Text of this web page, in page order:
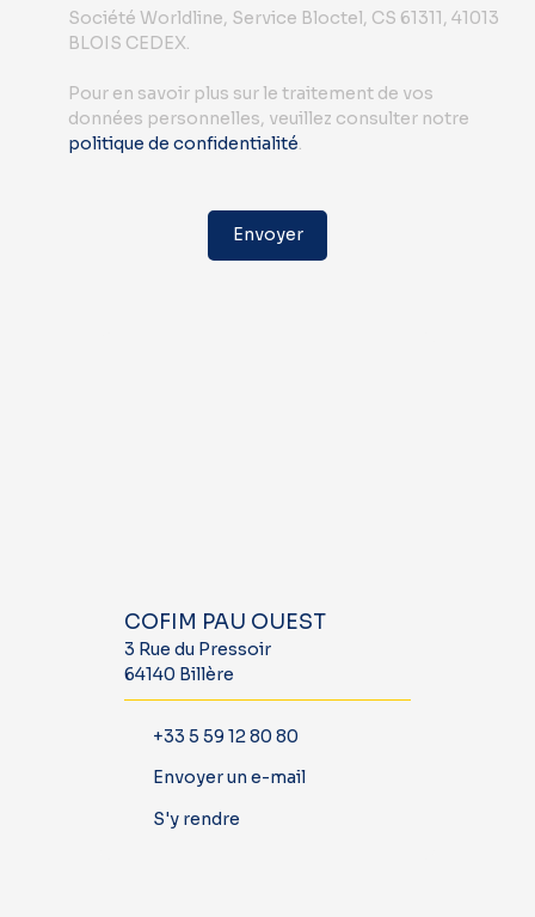
Société Worldline, Service Bloctel, CS 61311, 41013
BLOIS CEDEX.
Pour en savoir plus sur le traitement de vos
données personnelles, veuillez consulter notre
politique de confidentialité.
Envoyer
COFIM PAU OUEST
3 Rue du Pressoir
64140 Billère
+33 5 59 12 80 80
Envoyer un e-mail
S'y rendre